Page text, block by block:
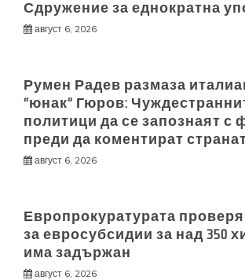
Сдружение за еднократна
август 6, 2026
Румен Радев размаза
“юнак” Гюров:
политици да се запознаят с
преди да коментират
август 6, 2026
Европрокуратурата
за евросубсидии за над 350
има задържан
август 6, 2026